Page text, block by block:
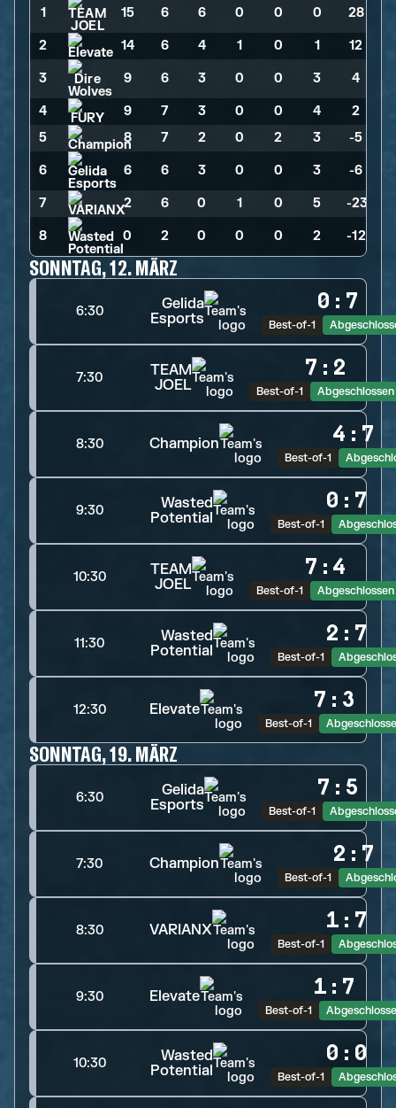
1
15 6 6 0 0 0 28
2 14 6 4 1 0 1 12
3 9 6 3 0 0 3 4
4 9 7 3 0 0 4
2
5
8 7 2 0 2 3 -5
6 6 6 3 0 0 3 -6
7 2 6 0 1 0 5 -23
8 0 2 0 0 0 2 -12
SONNTAG, 12. MÄRZ
6:30
Gelida
Esports
0 : 7
Best-of-1
7:30
TEAM
JOEL
7 : 2
Best-of-1 Abgeschlossen
8:30 Champion 4 : 7
Best-of-1
9:30
Wasted
Potential
0 : 7
Best-of-1
10:30
TEAM
JOEL
7 : 4
Best-of-1 Abgeschlossen
11:30
Wasted
Potential
2 : 7
Best-of-1
12:30 Elevate 7 : 3
Best-of-1
SONNTAG, 19. MÄRZ
6:30
Gelida
Esports
7 : 5
Best-of-1
7:30 Champion 2 : 7
Best-of-1
8:30 VARIANX 1 : 7
Best-of-1
9:30 Elevate 1 : 7
Best-of-1
10:30
Wasted
Potential
0 : 0
Best-of-1